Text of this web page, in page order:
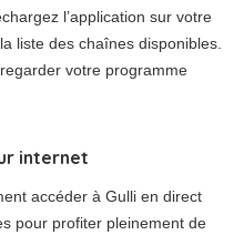
l’application sur votre
liste des chaînes disponibles.
votre programme
internet
accéder à Gulli en direct
pour profiter pleinement de